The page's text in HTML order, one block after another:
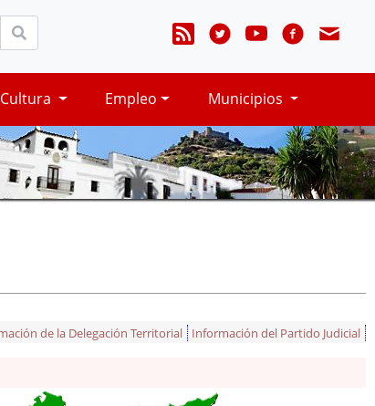
Cultura Empleo Municipios
de la Delegación Territorial Información del Partido Judicial